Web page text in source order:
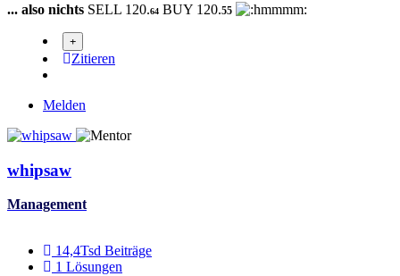
... also nichts SELL 120.64 BUY 120.55
Zitieren
Melden
whipsaw
Management
14,4Tsd Beiträge
1 Lösungen